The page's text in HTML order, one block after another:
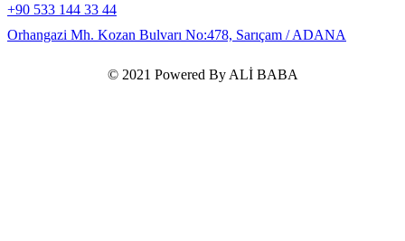
+90 533 144 33 44
Orhangazi Mh. Kozan Bulvarı No:478, Sarıçam / ADANA
© 2021 Powered By ALİ BABA